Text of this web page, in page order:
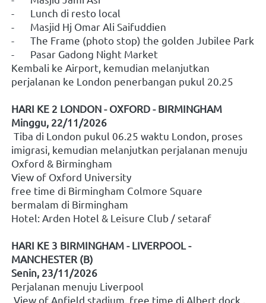
-	Lunch di resto local
-	Masjid Hj Omar Ali Saifuddien
-	The Frame (photo stop) the golden Jubilee Park
-	Pasar Gadong Night Market
Kembali ke Airport, kemudian melanjutkan
perjalanan ke London penerbangan pukul 20.25
HARI KE 2 LONDON - OXFORD - BIRMINGHAM
Minggu, 22/11/2026
imigrasi, kemudian melanjutkan perjalanan menuju
Oxford & Birmingham
View of Oxford University
free time di Birmingham Colmore Square
bermalam di Birmingham
Hotel: Arden Hotel & Leisure Club / setaraf
HARI KE 3 BIRMINGHAM - LIVERPOOL -
MANCHESTER (B)
Senin, 23/11/2026
Perjalanan menuju Liverpool